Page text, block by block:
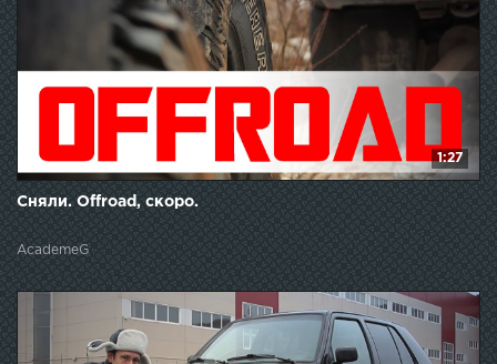
1:27
Сняли. Offroad, скоро.
AcademeG